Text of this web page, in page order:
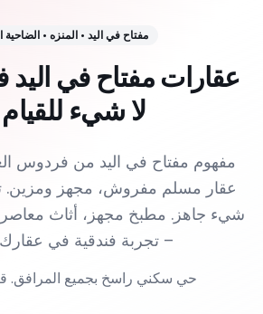
مفتاح في اليد • المنزه • الضاحية
عقارات مفتاح في اليد
لا شيء
مفهوم مفتاح في اليد من فردوس
عقار مسلم مفروش، مجهز ومزين.
شيء جاهز. مطبخ مجهز، أثاث
– تجربة فندقية في
حي سكني راسخ بجميع المرافق.